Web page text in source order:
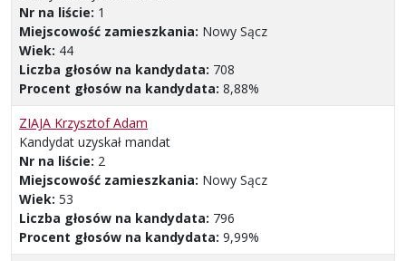
Nr na liście: 1
Miejscowość zamieszkania: Nowy Sącz
Wiek: 44
Liczba głosów na kandydata: 708
Procent głosów na kandydata: 8,88%
ZIAJA Krzysztof Adam
Kandydat uzyskał mandat
Nr na liście: 2
Miejscowość zamieszkania: Nowy Sącz
Wiek: 53
Liczba głosów na kandydata: 796
Procent głosów na kandydata: 9,99%